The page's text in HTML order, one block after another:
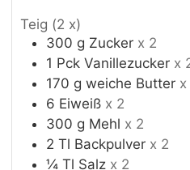
Teig (2 x)
300 g Zucker x 2
1 Pck Vanillezucker x
170 g weiche Butter x
6 Eiweiß x 2
300 g Mehl x 2
2 Tl Backpulver x 2
¼ Tl Salz x 2